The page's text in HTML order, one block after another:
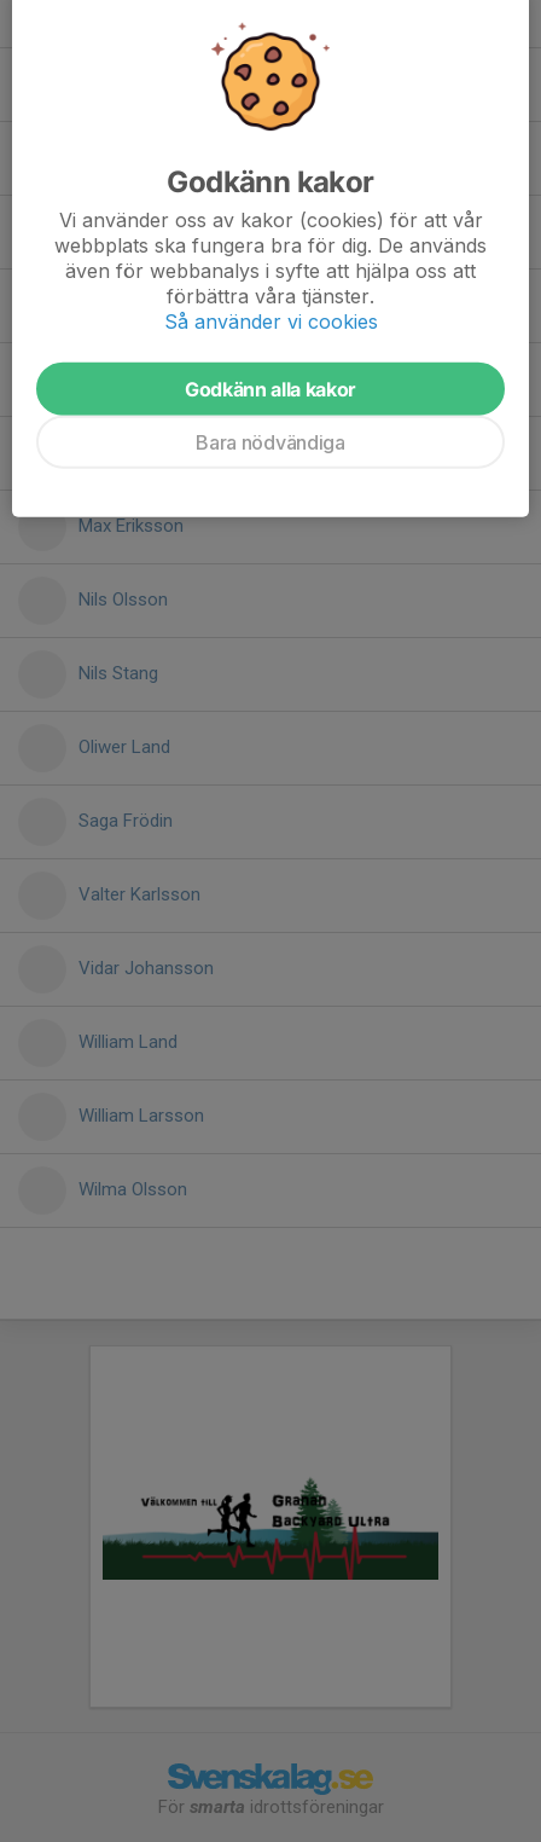
Gustav Olsson
Ludvig Frödin
Magnus Johansson
Maria Gustafsson
Max Eriksson
Nils Olsson
Nils Stang
Oliwer Land
Saga Frödin
Valter Karlsson
Vidar Johansson
William Land
William Larsson
Wilma Olsson
För smarta idrottsföreningar
Godkänn kakor
Vi använder oss av kakor (cookies) för att vår
webbplats ska fungera bra för dig. De används
även för webbanalys i syfte att hjälpa oss att
förbättra våra tjänster.
Så använder vi cookies
Godkänn alla kakor
Bara nödvändiga